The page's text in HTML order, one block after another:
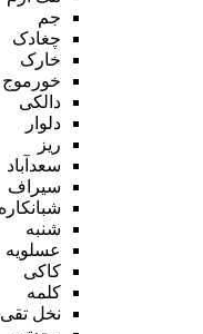
جم
چغادک
خارک
خورموج
دالکی
دلوار
ریز
سعدآباد
سیراف
شبانکاره
شنبه
عسلویه
کاکی
کلمه
نخل تقی